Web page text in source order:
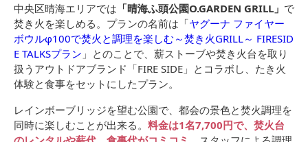
中央区晴海エリアでは 「晴海ふ頭公園O.GARDEN GRILL」 で
焚き火を楽しめる。プランの名前は「ヤグーナ ファイヤー
ボウルφ100で焚火と調理を楽しむ～焚き火GRILL～ FIRESID
E TALKSプラン 」とのことで、薪ストーブや焚き火台を取り
扱うアウトドアブランド「FIRE SIDE」とコラボし、たき火
体験と食事をセットにしたプラン。
レインボーブリッジを望む公園で、都会の景色と焚火調理を
同時に楽しむことが出来る。 料金は1名7,700円で、焚火台